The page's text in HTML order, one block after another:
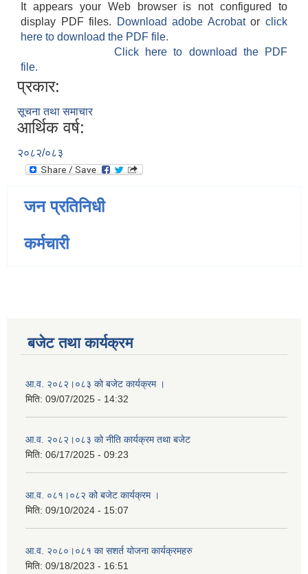
It appears your Web browser is not configured to
display PDF files.
Download adobe Acrobatorclick
here to download the PDF file.
Click here to download the PDF
file.
प्रकार:
सूचना तथा समाचार
आर्थिक वर्ष:
२०८२/०८३
जन प्रतिनिधी
कर्मचारी
बजेट तथा कार्यक्रम
आ.व. २०८२।०८३ को बजेट कार्यक्रम ।
मिति: 09/07/2025 - 14:32
आ.व. २०८२।०८३ को नीति कार्यक्रम तथा बजेट
मिति: 06/17/2025 - 09:23
आ.व. ०८१।०८२ को बजेट कार्यक्रम ।
मिति: 09/10/2024 - 15:07
आ.व. २०८०।०८१ का सशर्त योजना कार्यक्रमहरु
मिति: 09/18/2023 - 16:51